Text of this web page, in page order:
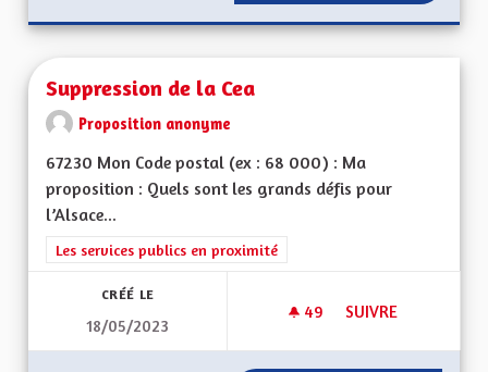
Suppression de la Cea
Proposition anonyme
67230 Mon Code postal (ex : 68 000) : Ma
proposition : Quels sont les grands défis pour
l’Alsace...
Filtrer les résultats de la catégorie : Les services publics en
Les services publics en proximité
CRÉÉ LE
18/05/2023
49 49 ABONNÉS
SUIVRE